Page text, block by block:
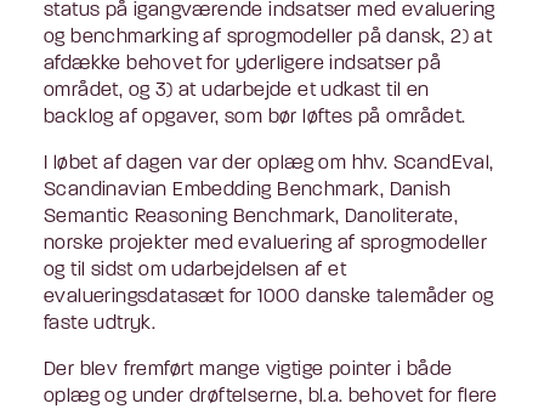
status på igangværende indsatser med evaluering
og benchmarking af sprogmodeller på dansk, 2) at
afdække behovet for yderligere indsatser på
området, og 3) at udarbejde et udkast til en
backlog af opgaver, som bør løftes på området.
I løbet af dagen var der oplæg om hhv. ScandEval,
Scandinavian Embedding Benchmark, Danish
Semantic Reasoning Benchmark, Danoliterate,
norske projekter med evaluering af sprogmodeller
og til sidst om udarbejdelsen af et
evalueringsdatasæt for 1000 danske talemåder og
faste udtryk.
Der blev fremført mange vigtige pointer i både
oplæg og under drøftelserne, bl.a. behovet for flere